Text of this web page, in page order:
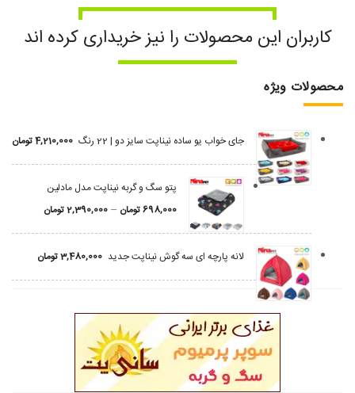
کاربران این محصولات را نیز خریداری کرده اند
محصولات ویژه
جای خواب یو ساده نیناپت سایز دو | 22 رنگ 4,210,000تومان
پتو سگ و گربه نیناپت مدل مادلین
698,000تومان –
2,390,000تومان
لانه پارچه ای سه گوش نیناپت جدید 3,480,000تومان